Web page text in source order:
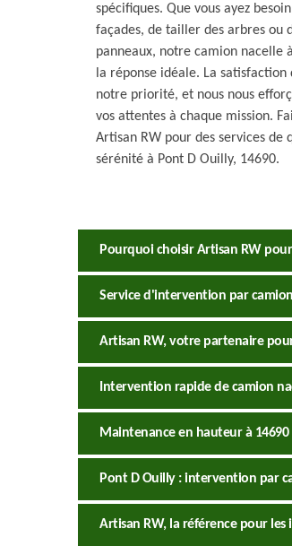
spécifiques. Que vous ayez
façades, de tailler des arbres ou
panneaux, notre camion nacelle
la réponse idéale. La satisfaction
notre priorité, et nous nous
vos attentes à chaque mission.
Artisan RW pour des services de
sérénité à Pont D Ouilly, 14690.
Pourquoi choisir Artisan RW
Service d'intervention par
Artisan RW, votre partenaire
Intervention rapide de camion
Maintenance en hauteur à
Pont D Ouilly : intervention par
Artisan RW, la référence pour